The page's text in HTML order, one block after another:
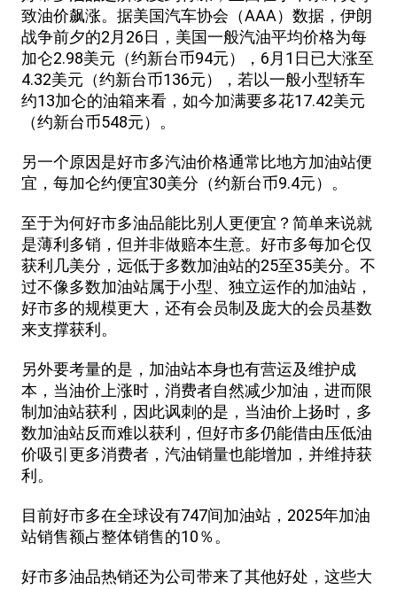
致油价飙涨。据美国汽车协会（AAA）数据，伊朗
战争前夕的2月26日，美国一般汽油平均价格为每
加仑2.98美元（约新台币94元），6月1日已大涨至
4.32美元（约新台币136元），若以一般小型轿车
约13加仑的油箱来看，如今加满要多花17.42美元
（约新台币548元）。
另一个原因是好市多汽油价格通常比地方加油站便
宜，每加仑约便宜30美分（约新台币9.4元）。
至于为何好市多油品能比别人更便宜？简单来说就
是薄利多销，但并非做赔本生意。好市多每加仑仅
获利几美分，远低于多数加油站的25至35美分。不
过不像多数加油站属于小型、独立运作的加油站，
好市多的规模更大，还有会员制及庞大的会员基数
来支撑获利。
另外要考量的是，加油站本身也有营运及维护成
本，当油价上涨时，消费者自然减少加油，进而限
制加油站获利，因此讽刺的是，当油价上扬时，多
数加油站反而难以获利，但好市多仍能借由压低油
价吸引更多消费者，汽油销量也能增加，并维持获
利。
目前好市多在全球设有747间加油站，2025年加油
站销售额占整体销售的10％。
好市多油品热销还为公司带来了其他好处，这些大